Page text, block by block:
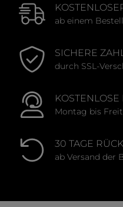
ab einem
SICHERE
durch SSL-
Montag bis
30 TAGE
ab Versand der